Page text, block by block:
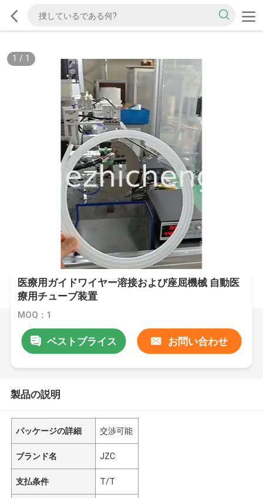
1 / 1
医療用ガイドワイヤー溶接および座屈機械 自動医
療用チューブ装置
MOQ：1
ベストプライス お問い合わせ
製品の説明
パッケージの詳細 交渉可能
ブランド名 JZC
支払条件 T/T